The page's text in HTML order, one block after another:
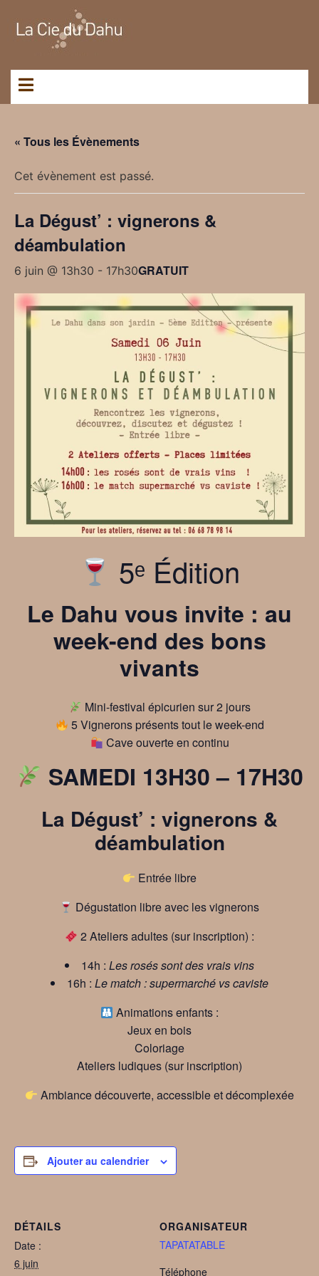
« Tous les Évènements
Cet évènement est passé.
La Dégust’ : vignerons &
déambulation
6 juin @ 13h30 - 17h30GRATUIT
5ᵉ Édition
Le Dahu vous invite : au
week-end des bons
vivants
Mini-festival épicurien sur 2 jours
5 Vignerons présents tout le week-end
Cave ouverte en continu
SAMEDI 13H30 – 17H30
La Dégust’ : vignerons &
déambulation
Entrée libre
Dégustation libre avec les vignerons
2 Ateliers adultes (sur inscription) :
14h : Les rosés sont des vrais vins
16h : Le match : supermarché vs caviste
Animations enfants :
Jeux en bois
Coloriage
Ateliers ludiques (sur inscription)
Ambiance découverte, accessible et décomplexée
Ajouter au calendrier
DÉTAILS
Date :
6 juin
ORGANISATEUR
TAPATATABLE
Téléphone
Panneau de gestion des cookies